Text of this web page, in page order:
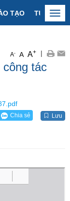
TẠO TUYỂN
A- A A+ |
tác
Chia sẻ Lưu